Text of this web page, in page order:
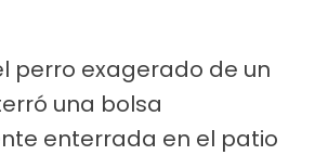
perro exagerado de un
una bolsa
enterrada en el patio